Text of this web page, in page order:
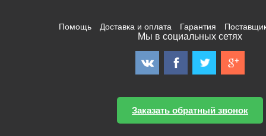
Помощь Доставка и оплата Гарантия
Мы в социальных сетях
Заказать обратный звонок